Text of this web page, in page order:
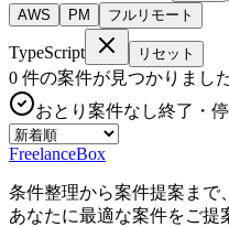
AWS
PM フルリモート
TypeScript リセット
0 件の案件が見つかりまし
おとり案件なし終了・
FreelanceBox
条件整理から案件提案まで
あなたに最適な案件をご提